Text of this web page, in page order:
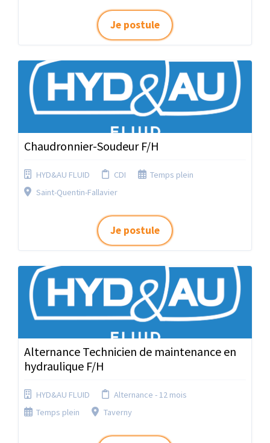
Je postule
Chaudronnier-Soudeur F/H
HYD&AU FLUID CDI
Temps plein
Saint-Quentin-Fallavier
Je postule
Alternance Technicien de maintenance en
hydraulique F/H
HYD&AU FLUID
Alternance - 12 mois
Temps plein
Taverny